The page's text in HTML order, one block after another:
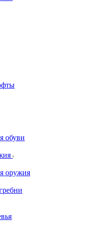
обуви
оружия